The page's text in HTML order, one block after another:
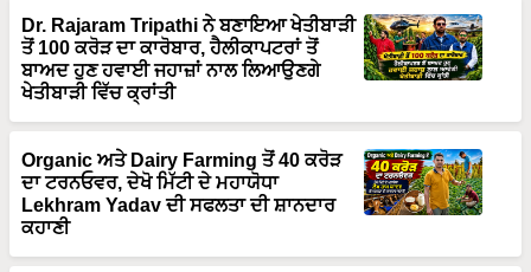
Dr. Rajaram Tripathi ਨੇ ਬਣਾਇਆ ਖੇਤੀਬਾੜੀ
ਤੋਂ 100 ਕਰੋੜ ਦਾ ਕਾਰੋਬਾਰ, ਹੈਲੀਕਾਪਟਰਾਂ ਤੋਂ
ਬਾਅਦ ਹੁਣ ਹਵਾਈ ਜਹਾਜ਼ਾਂ ਨਾਲ ਲਿਆਉਣਗੇ
ਖੇਤੀਬਾੜੀ ਵਿੱਚ ਕ੍ਰਾਂਤੀ
Organic ਅਤੇ Dairy Farming ਤੋਂ 40 ਕਰੋੜ
ਦਾ ਟਰਨਓਵਰ, ਦੇਖੋ ਮਿੱਟੀ ਦੇ ਮਹਾਯੋਧਾ
Lekhram Yadav ਦੀ ਸਫਲਤਾ ਦੀ ਸ਼ਾਨਦਾਰ
ਕਹਾਣੀ